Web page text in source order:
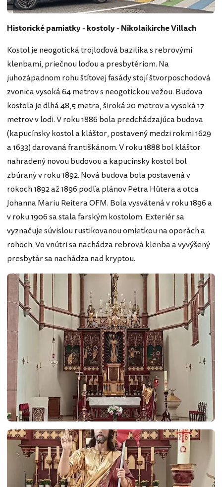
Historické pamiatky - kostoly - Nikolaikirche Villach
Kostol je neogotická trojloďová bazilika s rebrovými
klenbami, priečnou loďou a presbytériom. Na
juhozápadnom rohu štítovej fasády stojí štvorposchodová
zvonica vysoká 64 metrov s neogotickou vežou. Budova
kostola je dlhá 48,5 metra, široká 20 metrov a vysoká 17
metrov v lodi. V roku 1886 bola predchádzajúca budova
(kapucínsky kostol a kláštor, postavený medzi rokmi 1629
a 1633) darovaná františkánom. V roku 1888 bol kláštor
nahradený novou budovou a kapucínsky kostol bol
zbúraný v roku 1892. Nová budova bola postavená v
rokoch 1892 až 1896 podľa plánov Petra Hütera a otca
Johanna Mariu Reitera OFM. Bola vysvätená v roku 1896 a
v roku 1906 sa stala farským kostolom. Exteriér sa
vyznačuje súvislou rustikovanou omietkou na oporách a
rohoch. Vo vnútri sa nachádza rebrová klenba a vyvýšený
presbytár sa nachádza nad kryptou.